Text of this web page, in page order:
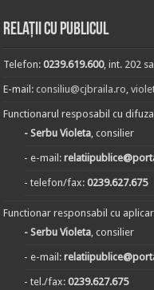
Relații cu publicul
Telefon:0239.619.600, int. 202
E-mail:consiliu@cjbraila.ro,
Functionarul resposabil cu
- Serbu Violeta, consilier
- e-mail:
- telefon/fax:0239.627.675
Functionar responsabil cu
- Serbu Violeta, consilier
- e-mail:
- tel./fax:0239.627.675